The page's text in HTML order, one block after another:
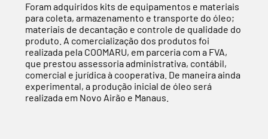
Foram adquiridos kits de equipamentos e materiais
para coleta, armazenamento e transporte do óleo;
materiais de decantação e controle de qualidade do
produto. A comercialização dos produtos foi
realizada pela COOMARU, em parceria com a FVA,
que prestou assessoria administrativa, contábil,
comercial e jurídica à cooperativa. De maneira ainda
experimental, a produção inicial de óleo será
realizada em Novo Airão e Manaus.